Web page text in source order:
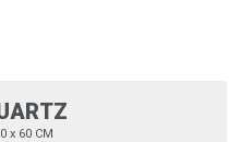
x 60 CM